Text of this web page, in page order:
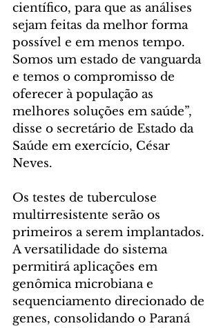
científico, para que as análises
sejam feitas da melhor forma
possível e em menos tempo.
Somos um estado de vanguarda
e temos o compromisso de
oferecer à população as
melhores soluções em saúde”,
disse o secretário de Estado da
Saúde em exercício, César
Neves.
Os testes de tuberculose
multirresistente serão os
primeiros a serem implantados.
A versatilidade do sistema
permitirá aplicações em
genômica microbiana e
sequenciamento direcionado de
genes, consolidando o Paraná